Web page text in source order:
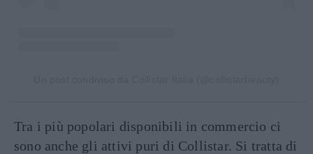
Tra i più popolari disponibili in commercio ci
sono anche gli attivi puri di Collistar. Si tratta di